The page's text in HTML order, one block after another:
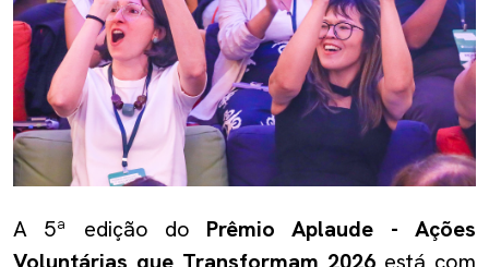
A 5ª edição do Prêmio Aplaude - Ações
Voluntárias que Transformam 2026 está com